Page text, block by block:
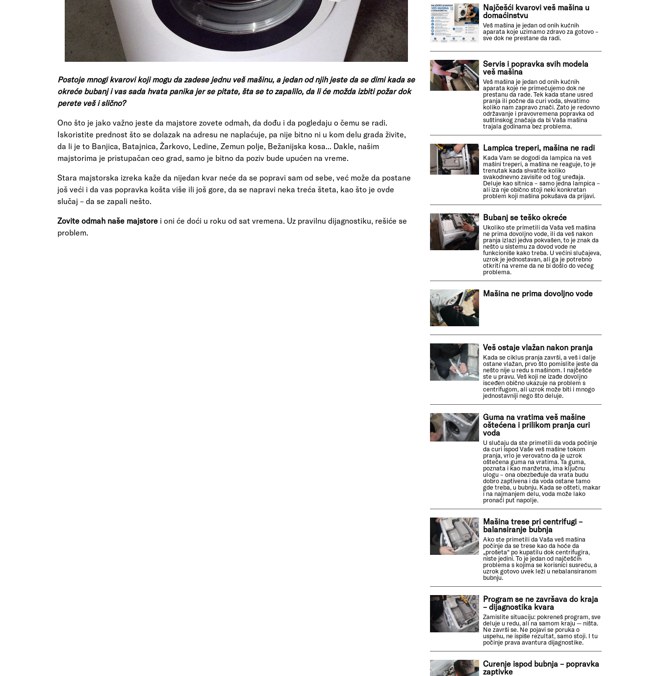
Postoje mnogi kvarovi koji mogu da zadese jednu veš mašinu, a jedan od njih jeste da se dimi kada se
okreće bubanj i vas sada hvata panika jer se pitate, šta se to zapalilo, da li će možda izbiti požar dok
perete veš i slično?
Ono što je jako važno jeste da majstore zovete odmah, da dođu i da pogledaju o čemu se radi.
Iskoristite prednost što se dolazak na adresu ne naplaćuje, pa nije bitno ni u kom delu grada živite,
da li je to Banjica, Batajnica, Žarkovo, Ledine, Zemun polje, Bežanijska kosa... Dakle, našim
majstorima je pristupačan ceo grad, samo je bitno da poziv bude upućen na vreme.
Stara majstorska izreka kaže da nijedan kvar neće da se popravi sam od sebe, već može da postane
još veći i da vas popravka košta više ili još gore, da se napravi neka treća šteta, kao što je ovde
slučaj – da se zapali nešto.
Zovite odmah naše majstore i oni će doći u roku od sat vremena. Uz pravilnu dijagnostiku, rešiće se
problem.
Najčešći kvarovi veš mašina u
domaćinstvu
Veš mašina je jedan od onih kućnih
aparata koje uzimamo zdravo za gotovo –
sve dok ne prestane da radi.
Servis i popravka svih modela
veš mašina
Veš mašina je jedan od onih kućnih
aparata koje ne primećujemo dok ne
prestanu da rade. Tek kada stane usred
pranja ili počne da curi voda, shvatimo
koliko nam zapravo znači. Zato je redovno
održavanje i pravovremena popravka od
suštinskog značaja da bi Vaša mašina
trajala godinama bez problema.
Lampica treperi, mašina ne radi
Kada Vam se dogodi da lampica na veš
mašini treperi, a mašina ne reaguje, to je
trenutak kada shvatite koliko
svakodnevno zavisite od tog uređaja.
Deluje kao sitnica – samo jedna lampica –
ali iza nje obično stoji neki konkretan
problem koji mašina pokušava da prijavi.
Bubanj se teško okreće
Ukoliko ste primetili da Vaša veš mašina
ne prima dovoljno vode, ili da veš nakon
pranja izlazi jedva pokvašen, to je znak da
nešto u sistemu za dovod vode ne
funkcioniše kako treba. U većini slučajeva,
uzrok je jednostavan, ali ga je potrebno
otkriti na vreme da ne bi došlo do većeg
problema.
Mašina ne prima dovoljno vode
Veš ostaje vlažan nakon pranja
Kada se ciklus pranja završi, a veš i dalje
ostane vlažan, prvo što pomislite jeste da
nešto nije u redu s mašinom. I najčešće
ste u pravu. Veš koji ne izađe dovoljno
isceđen obično ukazuje na problem s
centrifugom, ali uzrok može biti i mnogo
jednostavniji nego što deluje.
Guma na vratima veš mašine
oštećena i prilikom pranja curi
voda
U slučaju da ste primetili da voda počinje
da curi ispod Vaše veš mašine tokom
pranja, vrlo je verovatno da je uzrok
oštećena guma na vratima. Ta guma,
poznata i kao manžetna, ima ključnu
ulogu – ona obezbeđuje da vrata budu
dobro zaptivena i da voda ostane tamo
gde treba, u bubnju. Kada se ošteti, makar
i na najmanjem delu, voda može lako
pronaći put napolje.
Mašina trese pri centrifugi –
balansiranje bubnja
Ako ste primetili da Vaša veš mašina
počinje da se trese kao da hoće da
„prošeta“ po kupatilu dok centrifugira,
niste jedini. To je jedan od najčešćih
problema s kojima se korisnici susreću, a
uzrok gotovo uvek leži u nebalansiranom
bubnju.
Program se ne završava do kraja
– dijagnostika kvara
Zamislite situaciju: pokreneš program, sve
deluje u redu, ali na samom kraju — ništa.
Ne završi se. Ne pojavi se poruka o
uspehu, ne ispiše rezultat, samo stoji. I tu
počinje prava avantura dijagnostike.
Curenje ispod bubnja – popravka
zaptivke